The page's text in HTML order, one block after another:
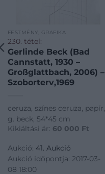
FESTMÉNY, GRAFIKA
230. tétel:
Gerlinde Beck (Bad
Cannstatt, 1930 –
Großglattbach, 2006) –
Szoborterv,1969
ceruza, színes ceruza, papír,
g. beck, 54*45 cm
Kikiáltási ár: 60 000 Ft
Aukció: 41. Aukció
Aukció időpontja: 2017-03-
08 18:00